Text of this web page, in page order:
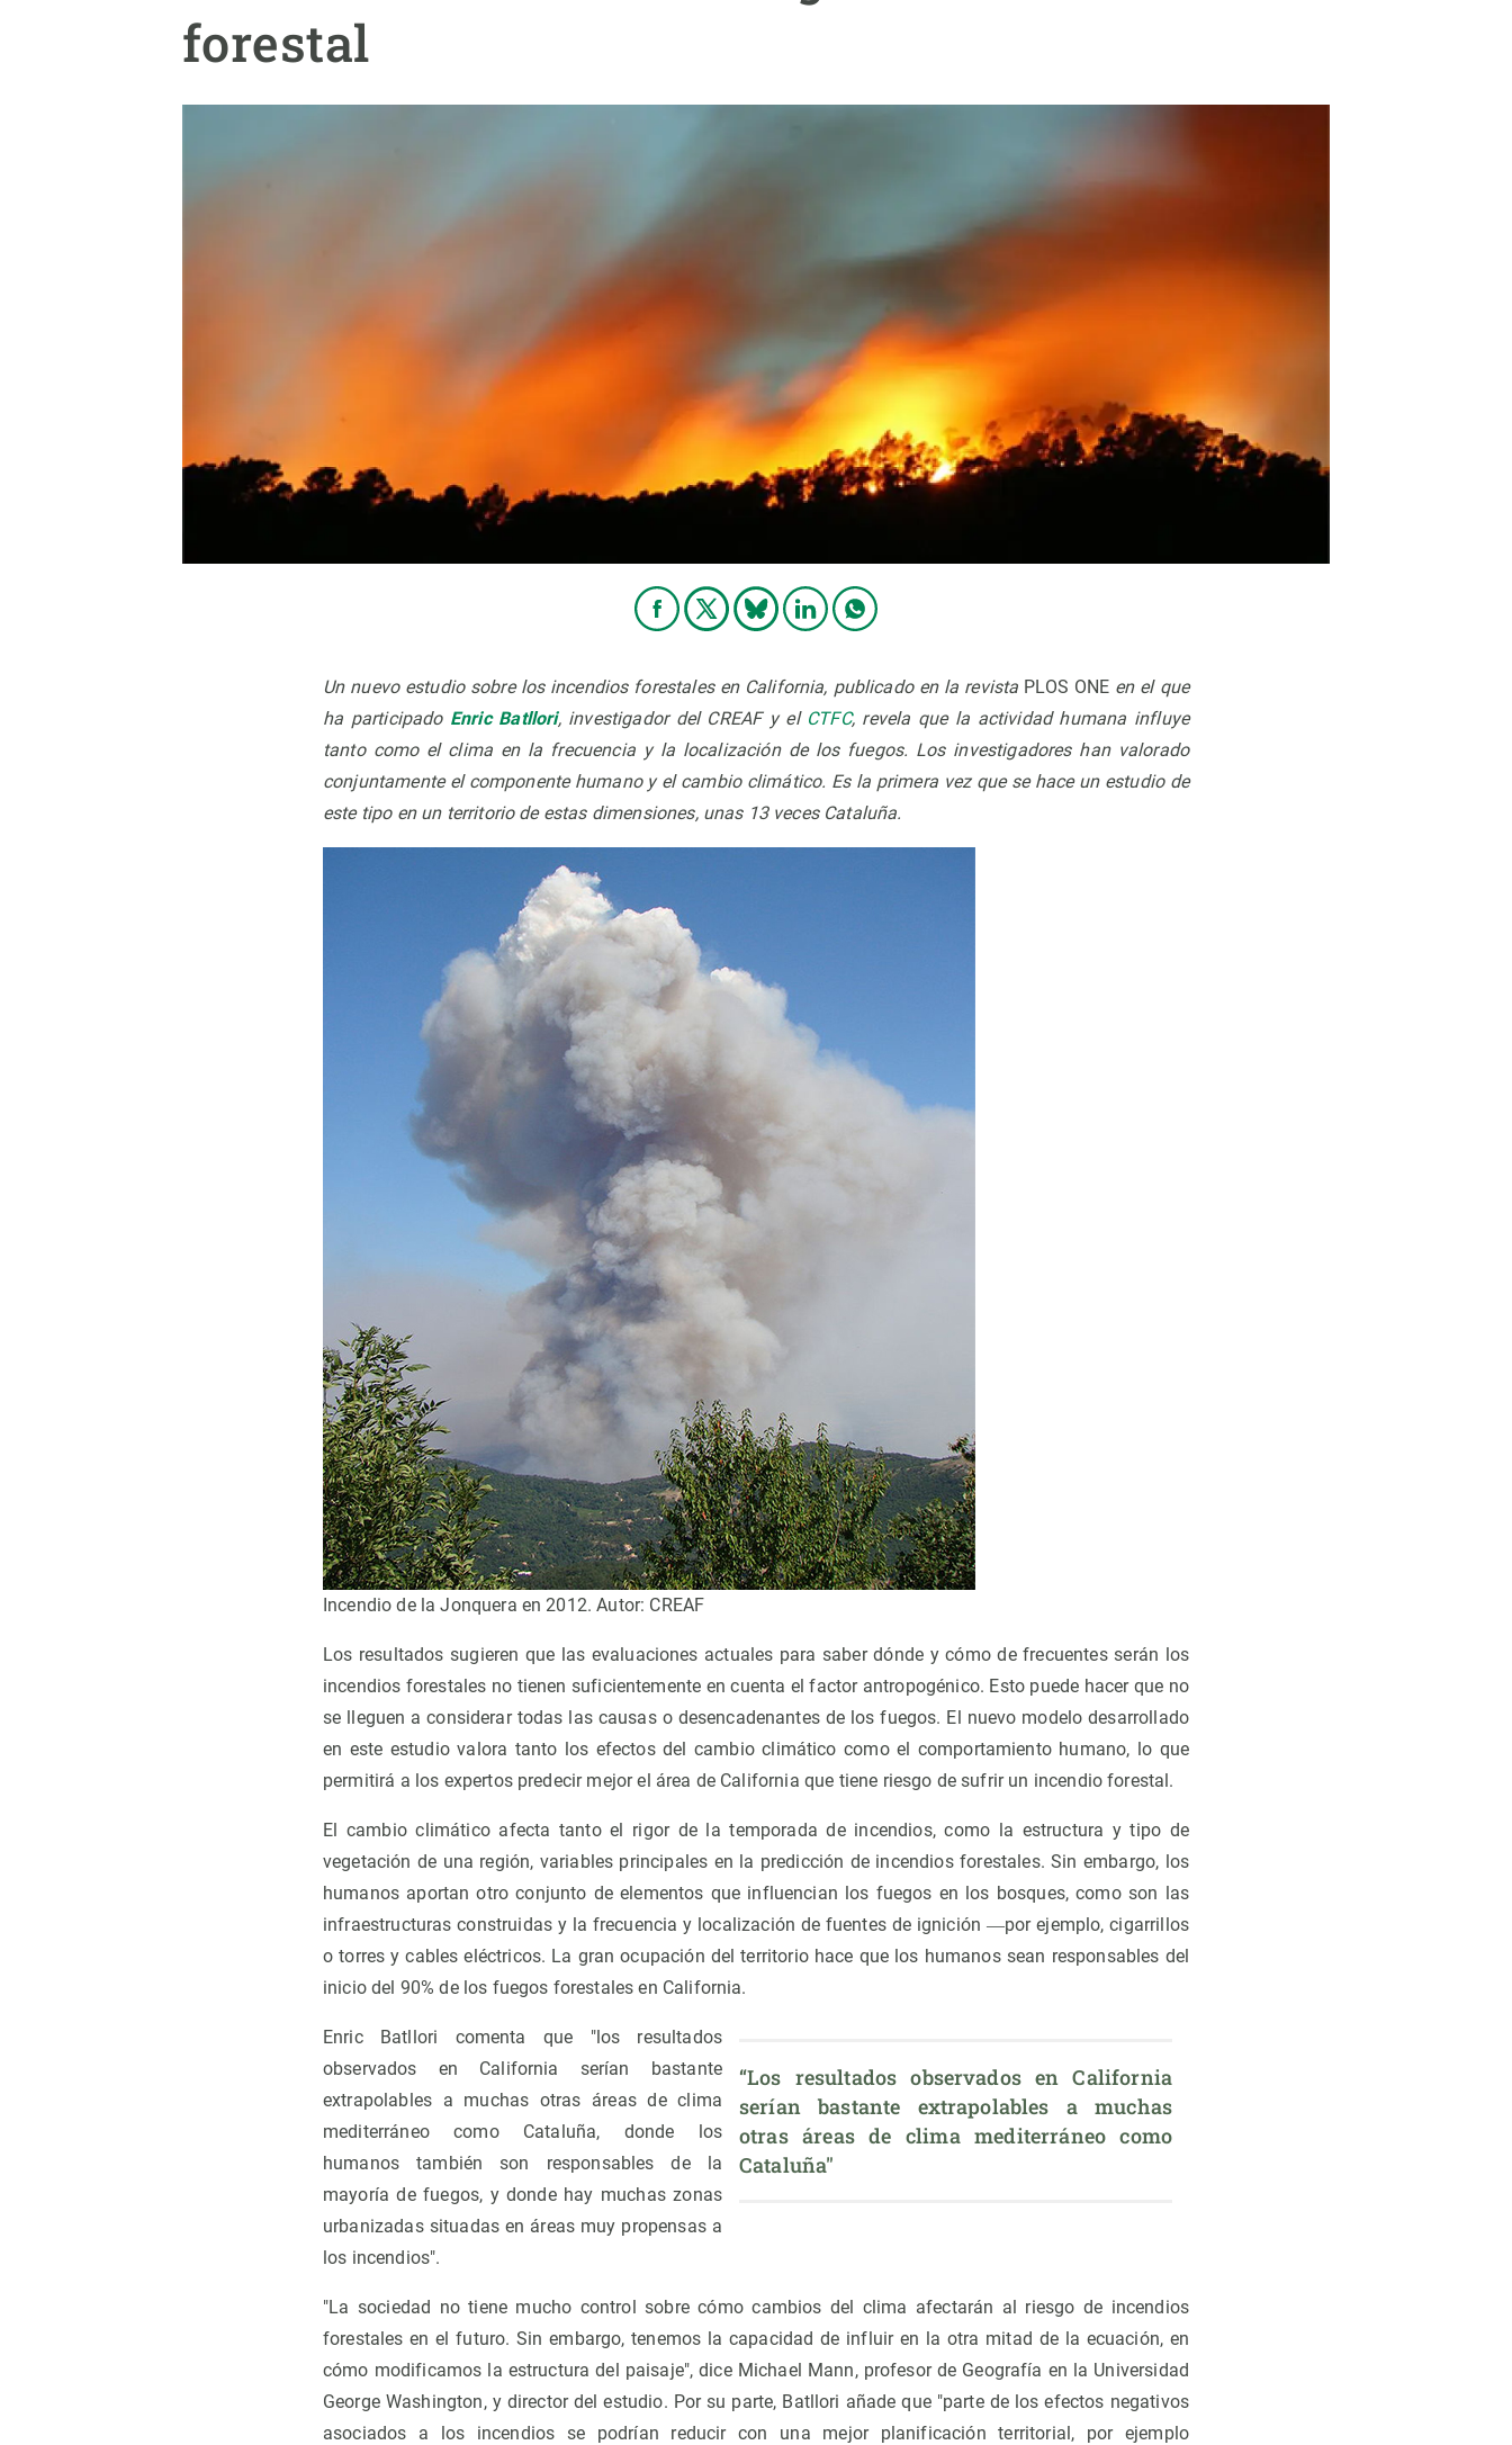
forestal
Un nuevo estudio sobre los incendios forestales en California, publicado en la revista PLOS ONE en el que
ha participado Enric Batllori, investigador del CREAF y el CTFC, revela que la actividad humana influye
tanto como el clima en la frecuencia y la localización de los fuegos. Los investigadores han valorado
conjuntamente el componente humano y el cambio climático. Es la primera vez que se hace un estudio de
este tipo en un territorio de estas dimensiones, unas 13 veces Cataluña.
Incendio de la Jonquera en 2012. Autor: CREAF
Los resultados sugieren que las evaluaciones actuales para saber dónde y cómo de frecuentes serán los
incendios forestales no tienen suficientemente en cuenta el factor antropogénico. Esto puede hacer que no
se lleguen a considerar todas las causas o desencadenantes de los fuegos. El nuevo modelo desarrollado
en este estudio valora tanto los efectos del cambio climático como el comportamiento humano, lo que
permitirá a los expertos predecir mejor el área de California que tiene riesgo de sufrir un incendio forestal.
El cambio climático afecta tanto el rigor de la temporada de incendios, como la estructura y tipo de
vegetación de una región, variables principales en la predicción de incendios forestales. Sin embargo, los
humanos aportan otro conjunto de elementos que influencian los fuegos en los bosques, como son las
infraestructuras construidas y la frecuencia y localización de fuentes de ignición ―por ejemplo, cigarrillos
o torres y cables eléctricos. La gran ocupación del territorio hace que los humanos sean responsables del
inicio del 90% de los fuegos forestales en California.
“Los resultados observados en California
serían bastante extrapolables a muchas
otras áreas de clima mediterráneo como
Cataluña"
Enric Batllori comenta que "los resultados
observados en California serían bastante
extrapolables a muchas otras áreas de clima
mediterráneo como Cataluña, donde los
humanos también son responsables de la
mayoría de fuegos, y donde hay muchas zonas
urbanizadas situadas en áreas muy propensas a
los incendios".
"La sociedad no tiene mucho control sobre cómo cambios del clima afectarán al riesgo de incendios
forestales en el futuro. Sin embargo, tenemos la capacidad de influir en la otra mitad de la ecuación, en
cómo modificamos la estructura del paisaje", dice Michael Mann, profesor de Geografía en la Universidad
George Washington, y director del estudio. Por su parte, Batllori añade que "parte de los efectos negativos
asociados a los incendios se podrían reducir con una mejor planificación territorial, por ejemplo
Servicios técnicos
Te ofrecemos formación
Funcionamiento de los ecosistemas